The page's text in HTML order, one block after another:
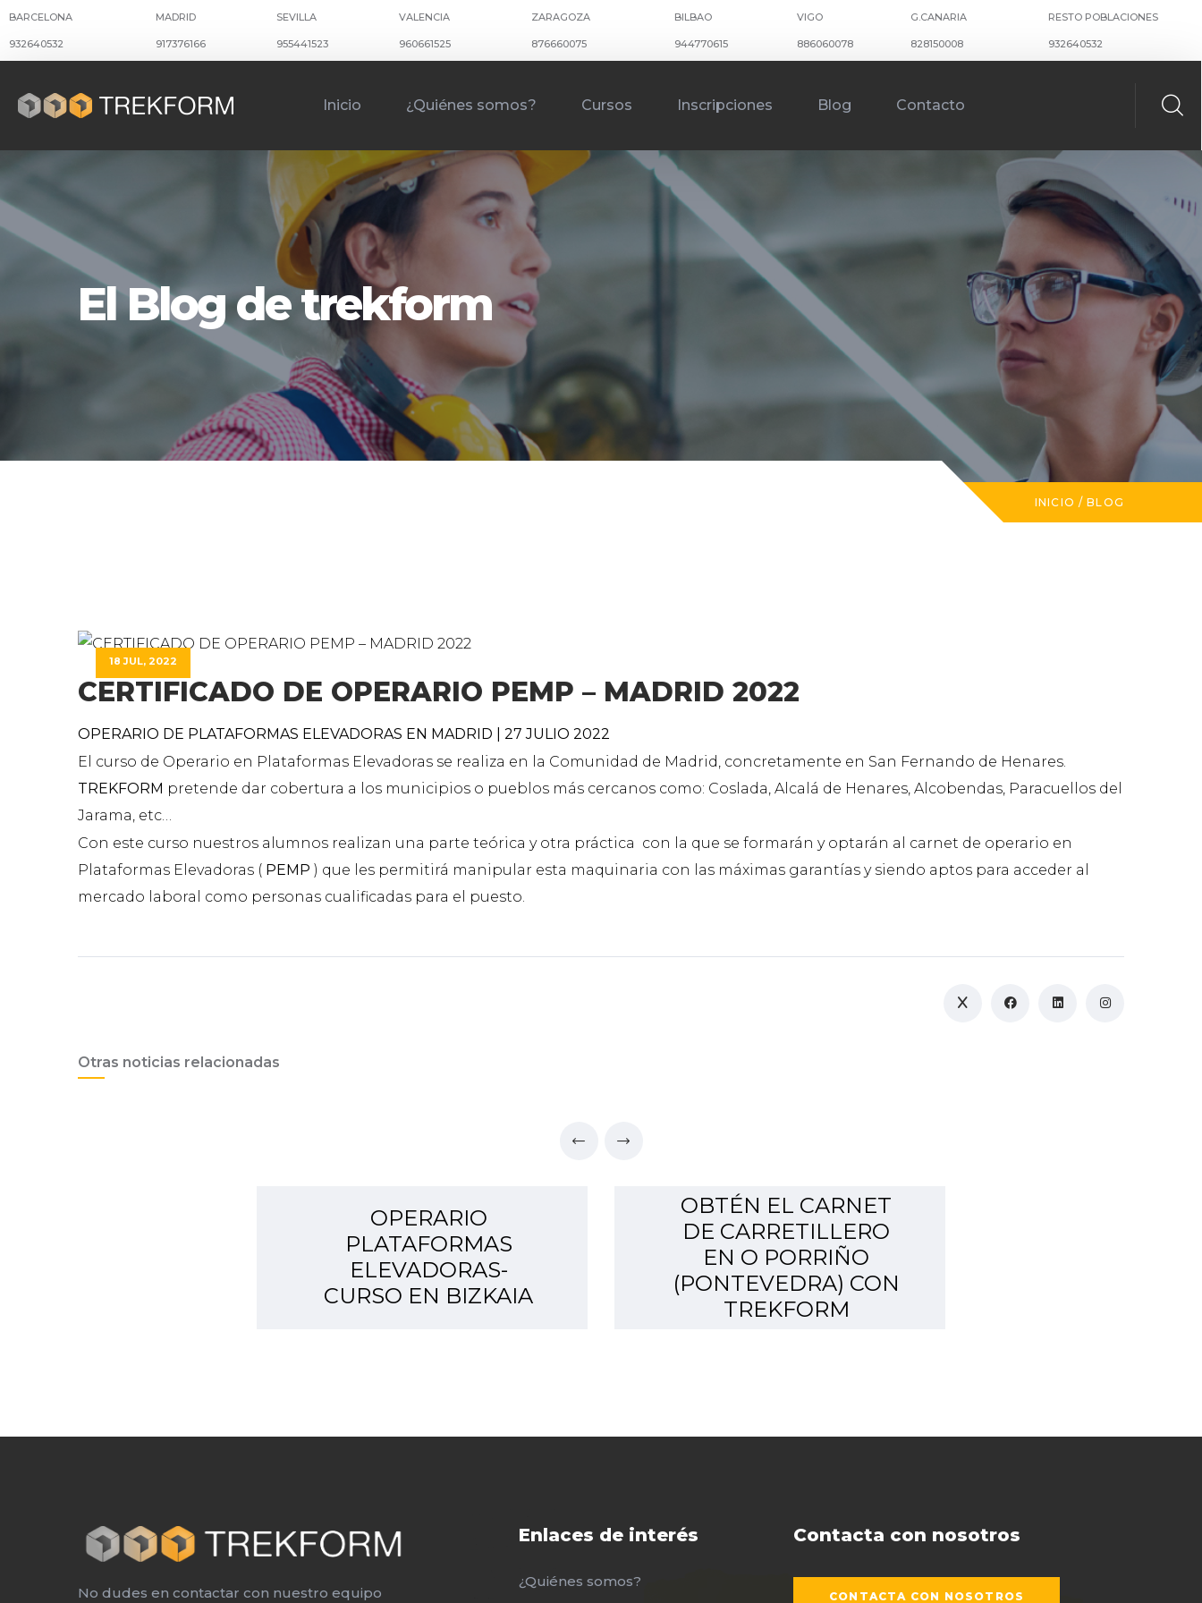
BARCELONA
932640532
MADRID
917376166
SEVILLA
955441523
VALENCIA
960661525
ZARAGOZA
876660075
BILBAO
944770615
VIGO
886060078
G.CANARIA
828150008
RESTO POBLACIONES
932640532
Inicio ¿Quiénes somos? Cursos Inscripciones Blog Contacto
El Blog de trekform
INICIO / BLOG
18 JUL, 2022
CERTIFICADO DE OPERARIO PEMP – MADRID 2022
OPERARIO DE PLATAFORMAS ELEVADORAS EN MADRID | 27 JULIO 2022
El curso de Operario en Plataformas Elevadoras se realiza en la Comunidad de Madrid, concretamente en San Fernando de Henares.
TREKFORM pretende dar cobertura a los municipios o pueblos más cercanos como: Coslada, Alcalá de Henares, Alcobendas, Paracuellos del
Jarama, etc…
Con este curso nuestros alumnos realizan una parte teórica y otra práctica con la que se formarán y optarán al carnet de operario en
Plataformas Elevadoras ( PEMP ) que les permitirá manipular esta maquinaria con las máximas garantías y siendo aptos para acceder al
mercado laboral como personas cualificadas para el puesto.
Otras noticias relacionadas
OPERARIO
PLATAFORMAS
ELEVADORAS-
CURSO EN BIZKAIA
OBTÉN EL CARNET
DE CARRETILLERO
EN O PORRIÑO
(PONTEVEDRA) CON
TREKFORM
No dudes en contactar con nuestro equipo
Enlaces de interés
¿Quiénes somos?
Contacta con nosotros
CONTACTA CON NOSOTROS